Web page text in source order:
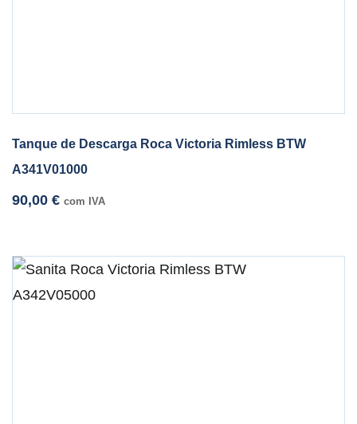
Tanque de Descarga Roca Victoria Rimless BTW
A341V01000
90,00 € com IVA